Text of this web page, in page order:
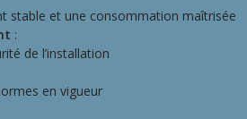
stable et une consommation maîtrisée
:
de l’installation
en vigueur